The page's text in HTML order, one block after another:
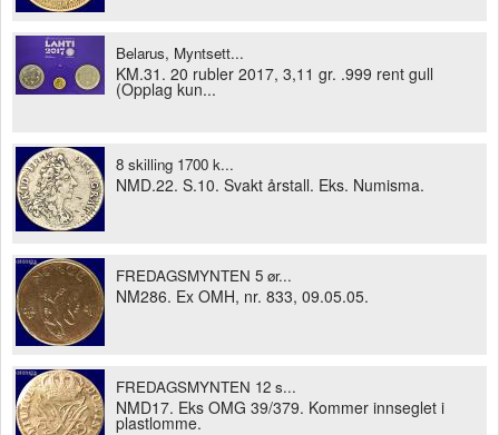
Belarus, Myntsett...
KM.31. 20 rubler 2017, 3,11 gr. .999 rent gull
(Opplag kun...
8 skilling 1700 k...
NMD.22. S.10. Svakt årstall. Eks. Numisma.
FREDAGSMYNTEN 5 ør...
NM286. Ex OMH, nr. 833, 09.05.05.
FREDAGSMYNTEN 12 s...
NMD17. Eks OMG 39/379. Kommer innseglet i
plastlomme.